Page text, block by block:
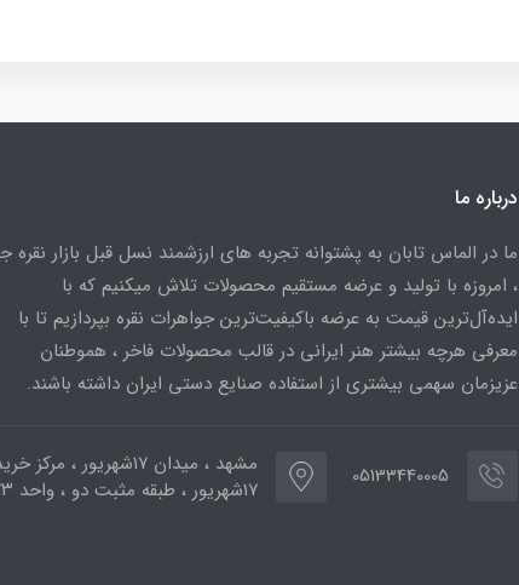
درباره ما
ما در الماس تابان به پشتوانه تجربه های ارزشمند نسل قبل بازار نقره
، امروزه با تولید و عرضه مستقیم محصولات تلاش میکنیم که با
ایده‌آل‌ترین قیمت به عرضه باکیفیت‌ترین جواهرات نقره بپردازیم تا با
معرفی هرچه بیشتر هنر ایرانی در قالب محصولات فاخر ، هموطنان
عزیزمان سهمی بیشتری از استفاده صنایع دستی ایران داشته باشند.
05133440005
مشهد ، میدان ۱۷شهریور ، مرکز
۱۷شهریور ، طبقه مثبت دو ، واحد ۷۷۳